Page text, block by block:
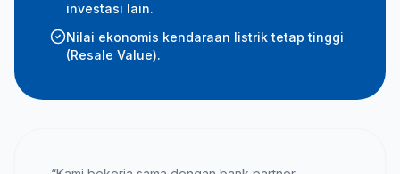
investasi lain.
Nilai ekonomis kendaraan listrik tetap tinggi
(Resale Value).